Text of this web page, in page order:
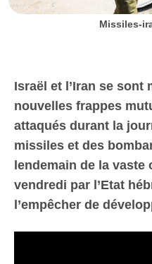
Missiles-
Israël et l’Iran se sont
nouvelles frappes
attaqués durant la
missiles et des
lendemain de la vaste
vendredi par l’Etat
l’empêcher de